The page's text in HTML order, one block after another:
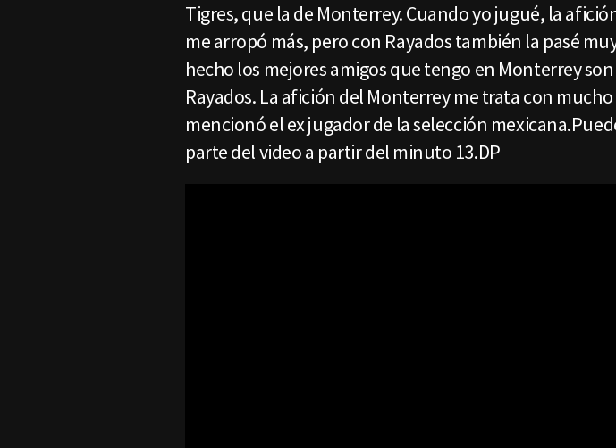
Tigres, que la de Monterrey. Cuando yo jugué, la
me arropó más, pero con Rayados también la pasé
hecho los mejores amigos que tengo en Monterrey
Rayados. La afición del Monterrey me trata con
mencionó el ex jugador de la selección
parte del video a partir del minuto 13.DP